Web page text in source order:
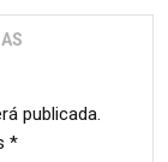
publicada.
*